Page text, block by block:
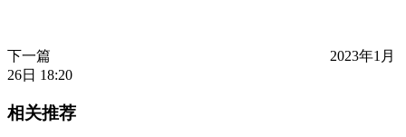
下一篇
2023年1月
26日 18:20
相关推荐